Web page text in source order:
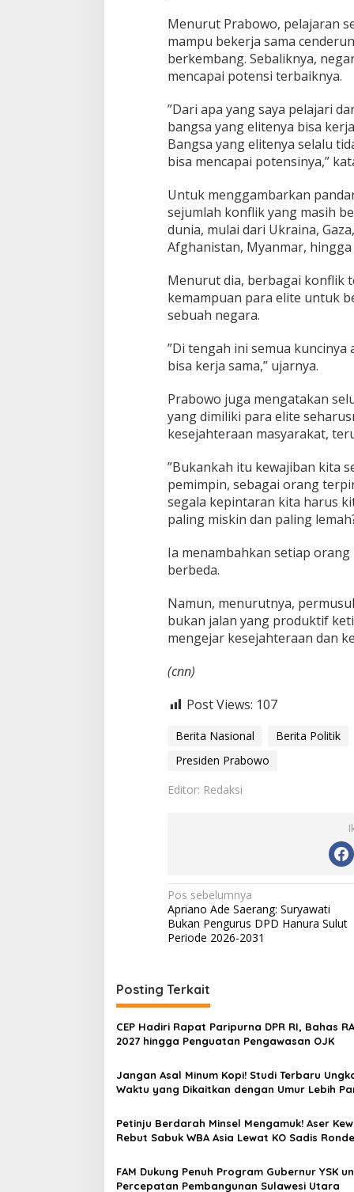
Menurut Prabowo, pelajaran
mampu bekerja sama
berkembang. Sebaliknya,
mencapai potensi terbaiknya.
‎‎”Dari apa yang saya pelajari
bangsa yang elitenya bisa
Bangsa yang elitenya selalu
bisa mencapai potensinya,”
Untuk menggambarkan
sejumlah konflik yang masih
dunia, mulai dari Ukraina,
Afghanistan, Myanmar,
Menurut dia, berbagai konflik
kemampuan para elite untuk
sebuah negara.
‎‎”Di tengah ini semua
bisa kerja sama,” ujarnya.
Prabowo juga mengatakan
yang dimiliki para elite
kesejahteraan masyarakat,
‎”Bukankah itu kewajiban kita
pemimpin, sebagai orang
segala kepintaran kita harus
paling miskin dan paling
‎Ia menambahkan setiap
berbeda.
Namun, menurutnya,
bukan jalan yang produktif
mengejar kesejahteraan dan
(cnn)
Post Views: 107
Berita Nasional Berita Politik
Presiden Prabowo
Editor: Redaksi
N
a
v
g
a
s
i
p
o
s
Pos sebelumnya
Apriano Ade Saerang: Suryawati
Bukan Pengurus DPD Hanura Sulut
Periode 2026-2031
Posting Terkait
CEP Hadiri Rapat Paripurna DPR RI, Bahas
2027 hingga Penguatan Pengawasan OJK
Jangan Asal Minum Kopi! Studi Terbaru
Waktu yang Dikaitkan dengan Umur Lebih
Petinju Berdarah Minsel Mengamuk! Aser
Rebut Sabuk WBA Asia Lewat KO Sadis
FAM Dukung Penuh Program Gubernur YSK
Percepatan Pembangunan Sulawesi Utara